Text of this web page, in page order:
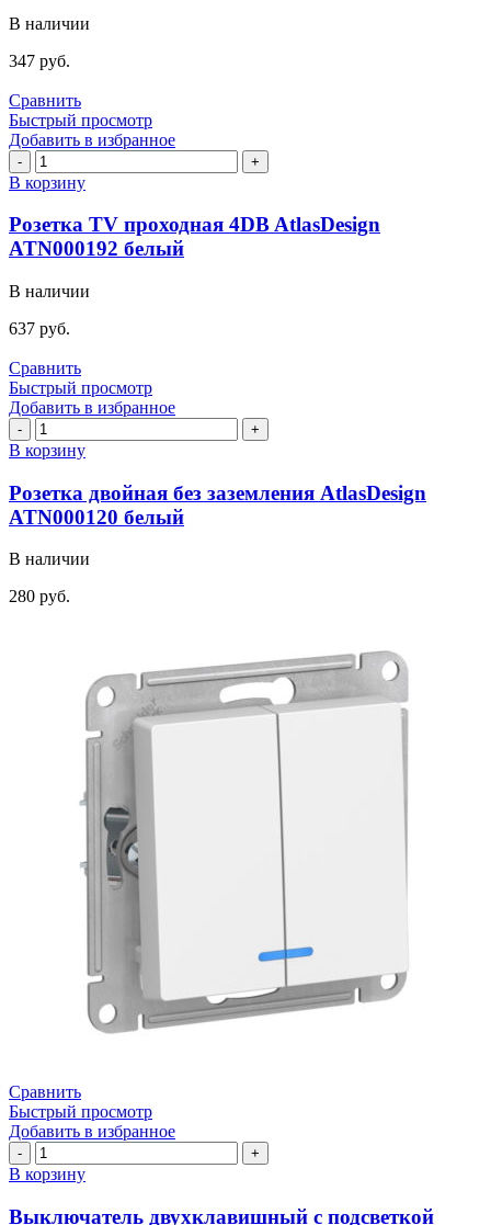
AtlasDesign
белый
В наличии
347 руб.
Сравнить
Быстрый просмотр
Добавить в избранное
Количество
товара
Розетка
TV
проходная
4DB
ATN000192
В корзину
Розетка TV проходная 4DB AtlasDesign
ATN000192 белый
В наличии
637 руб.
Сравнить
Быстрый просмотр
Добавить в избранное
Количество
товара
Розетка
без
заземления
ATN000120
В корзину
Розетка двойная без заземления AtlasDesign
ATN000120 белый
В наличии
280 руб.
Сравнить
Быстрый просмотр
Добавить в избранное
Количество
товара
двухклавишный
В корзину
Выключатель двухклавишный с подсветкой